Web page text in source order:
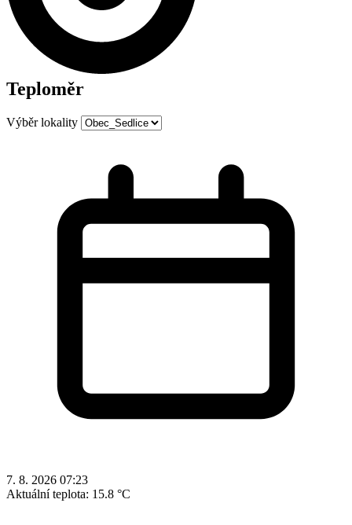
Teploměr
Výběr lokality
7. 8. 2026 07:23
Aktuální teplota: 15.8 °C